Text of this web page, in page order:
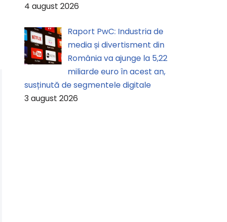
4 august 2026
Raport PwC: Industria de
media și divertisment din
România va ajunge la 5,22
miliarde euro în acest an,
susținută de segmentele digitale
3 august 2026